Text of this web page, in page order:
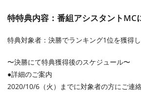
特特典内容：番組アシスタントMC
特典対象者：決勝でランキング1位を獲得し
〜決勝にて特典獲得後のスケジュール〜
●詳細のご案内
2020/10/6（火）までに対象者の方にご連